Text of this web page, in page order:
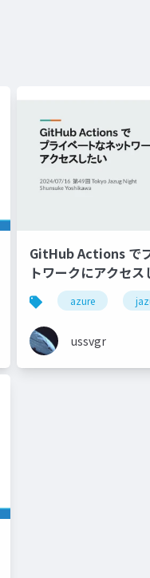
GitHub Actions で
トワークにアクセス
azure
ussvgr